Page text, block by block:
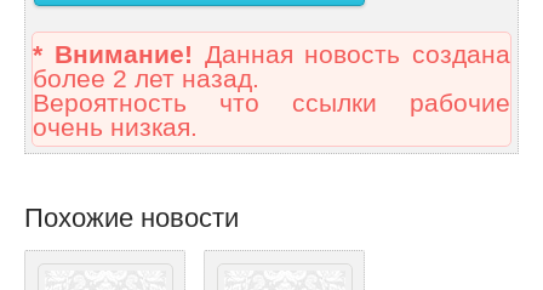
* Внимание! Данная новость создана
более 2 лет назад.
Вероятность что ссылки рабочие
очень низкая.
Похожие новости